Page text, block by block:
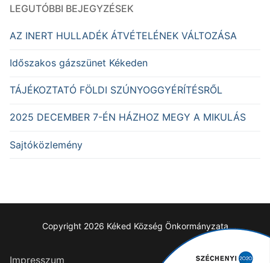
LEGUTÓBBI BEJEGYZÉSEK
AZ INERT HULLADÉK ÁTVÉTELÉNEK VÁLTOZÁSA
Időszakos gázszünet Kékeden
TÁJÉKOZTATÓ FÖLDI SZÚNYOGGYÉRÍTÉSRŐL
2025 DECEMBER 7-ÉN HÁZHOZ MEGY A MIKULÁS
Sajtóközlemény
Copyright 2026 Kéked Község Önkormányzata
Impresszum